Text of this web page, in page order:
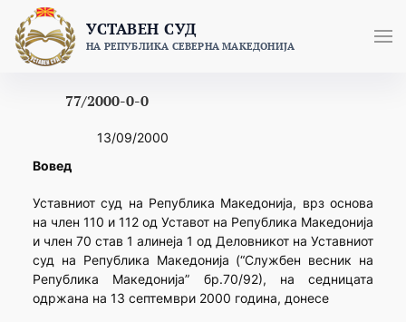
content
УСТАВЕН СУД
НА РЕПУБЛИКА СЕВЕРНА МАКЕДОНИЈА
77/2000-0-0
13/09/2000
Вовед
Уставниот суд на Република Македонија, врз основа
на член 110 и 112 од Уставот на Република Македонија
и член 70 став 1 алинеја 1 од Деловникот на Уставниот
суд на Република Македонија (“Службен весник на
Република Македонија” бр.70/92), на седницата
одржана на 13 септември 2000 година, донесе